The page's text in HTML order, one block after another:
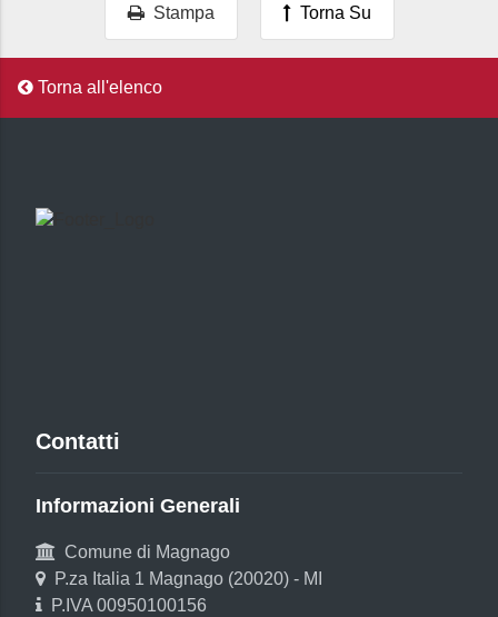
Stampa Torna Su
Torna all'elenco
Contatti
Informazioni Generali
Comune di Magnago
P.za Italia 1 Magnago (20020) - MI
P.IVA 00950100156